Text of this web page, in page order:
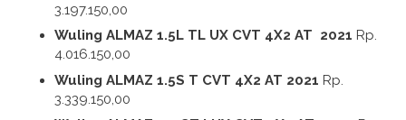
3.197.150,00
Wuling ALMAZ 1.5L TL UX CVT 4X2 AT 2021 Rp.
4.016.150,00
Wuling ALMAZ 1.5S T CVT 4X2 AT 2021 Rp.
3.339.150,00